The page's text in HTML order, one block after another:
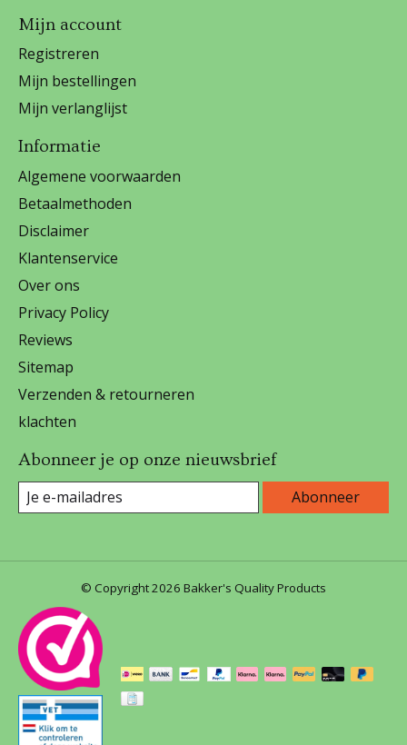
Mijn account
Registreren
Mijn bestellingen
Mijn verlanglijst
Informatie
Algemene voorwaarden
Betaalmethoden
Disclaimer
Klantenservice
Over ons
Privacy Policy
Reviews
Sitemap
Verzenden & retourneren
klachten
Abonneer je op onze nieuwsbrief
Abonneer
© Copyright 2026 Bakker's Quality Products